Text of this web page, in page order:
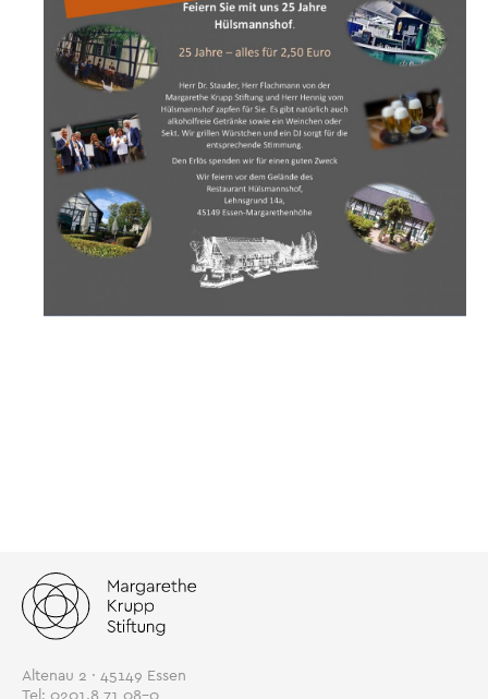
Altenau 2 · 45149 Essen
Tel: 0201.8 71 08-0